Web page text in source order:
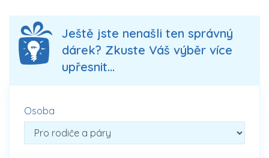
Ještě jste nenašli ten správný
dárek? Zkuste Váš výběr více
upřesnit...
Osoba